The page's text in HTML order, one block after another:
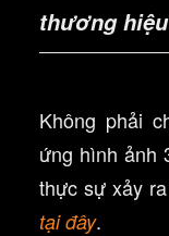
thương
Không phải
ứng hình ảnh
thực sự xảy
tại đây.